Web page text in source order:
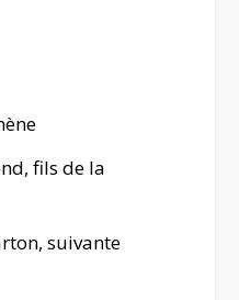
fils de la
suivante